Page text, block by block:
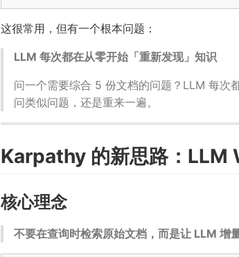
这很常用，但有一个根本问题：
LLM 每次都在从零开始「重新发现」知识
问一个需要综合 5 份文档的问题？LLM 每次
问类似问题，还是重来一遍。
Karpathy 的新思路：LLM
核心理念
不要在查询时检索原始文档，而是让 LLM 增